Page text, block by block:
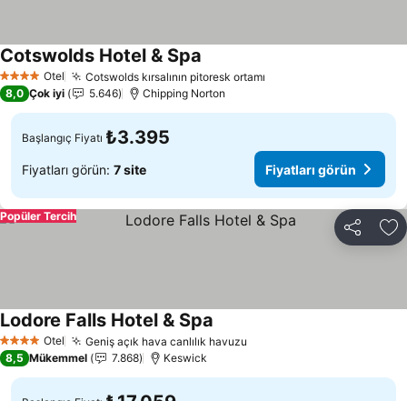
4 Yıldız Otel Cotswolds kırsalının pitoresk ortamı
Cotswolds Hotel & Spa
8,0 Çok iyi 5.646 Chipping Norton
Başlangıç Fiyatı ₺3.395
Fiyatları görün: 7 site Fiyatları görün
Paylaş
Popüler Tercih
4 Yıldız Otel Geniş açık hava canlılık havuzu
Lodore Falls Hotel & Spa
8,5 Mükemmel 7.868 Keswick